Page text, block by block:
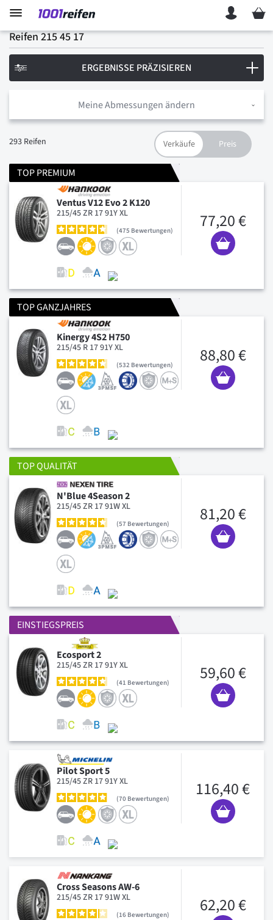
Mein
Reifen 215 45 17
Meine Abmessungen ändern
293 Reifen
TOP PREMIUM
Ventus V12 Evo 2 K120
215/45 ZR 17 91Y XL
475 Bewertungen 77,20 €
TOP GANZJAHRES
Kinergy 4S2 H750
215/45 R 17 91Y XL
532 Bewertungen 88,80 €
TOP QUALITÄT
N'Blue 4Season 2
215/45 ZR 17 91W XL
57 Bewertungen 81,20 €
EINSTIEGSPREIS
Ecosport 2
215/45 ZR 17 91Y XL
41 Bewertungen 59,60 €
Pilot Sport 5
215/45 ZR 17 91Y XL
70 Bewertungen 116,40 €
Cross Seasons AW-6
215/45 ZR 17 91W XL
16 Bewertungen 62,20 €
ERGEBNISSE PRÄZISIEREN